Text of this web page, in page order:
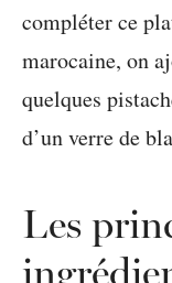
compléter ce
marocaine, on
quelques
d’un verre de
Les